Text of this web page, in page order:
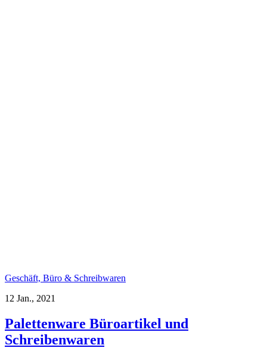
Geschäft, Büro & Schreibwaren
12 Jan., 2021
Palettenware Büroartikel und
Schreibenwaren